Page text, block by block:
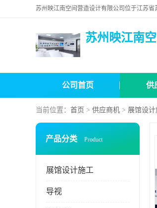
苏州映江南
公司首页 供
当前位置： 首页 > 供应商机 > 展馆设计
产品分类 Product
展馆设计施工
导视